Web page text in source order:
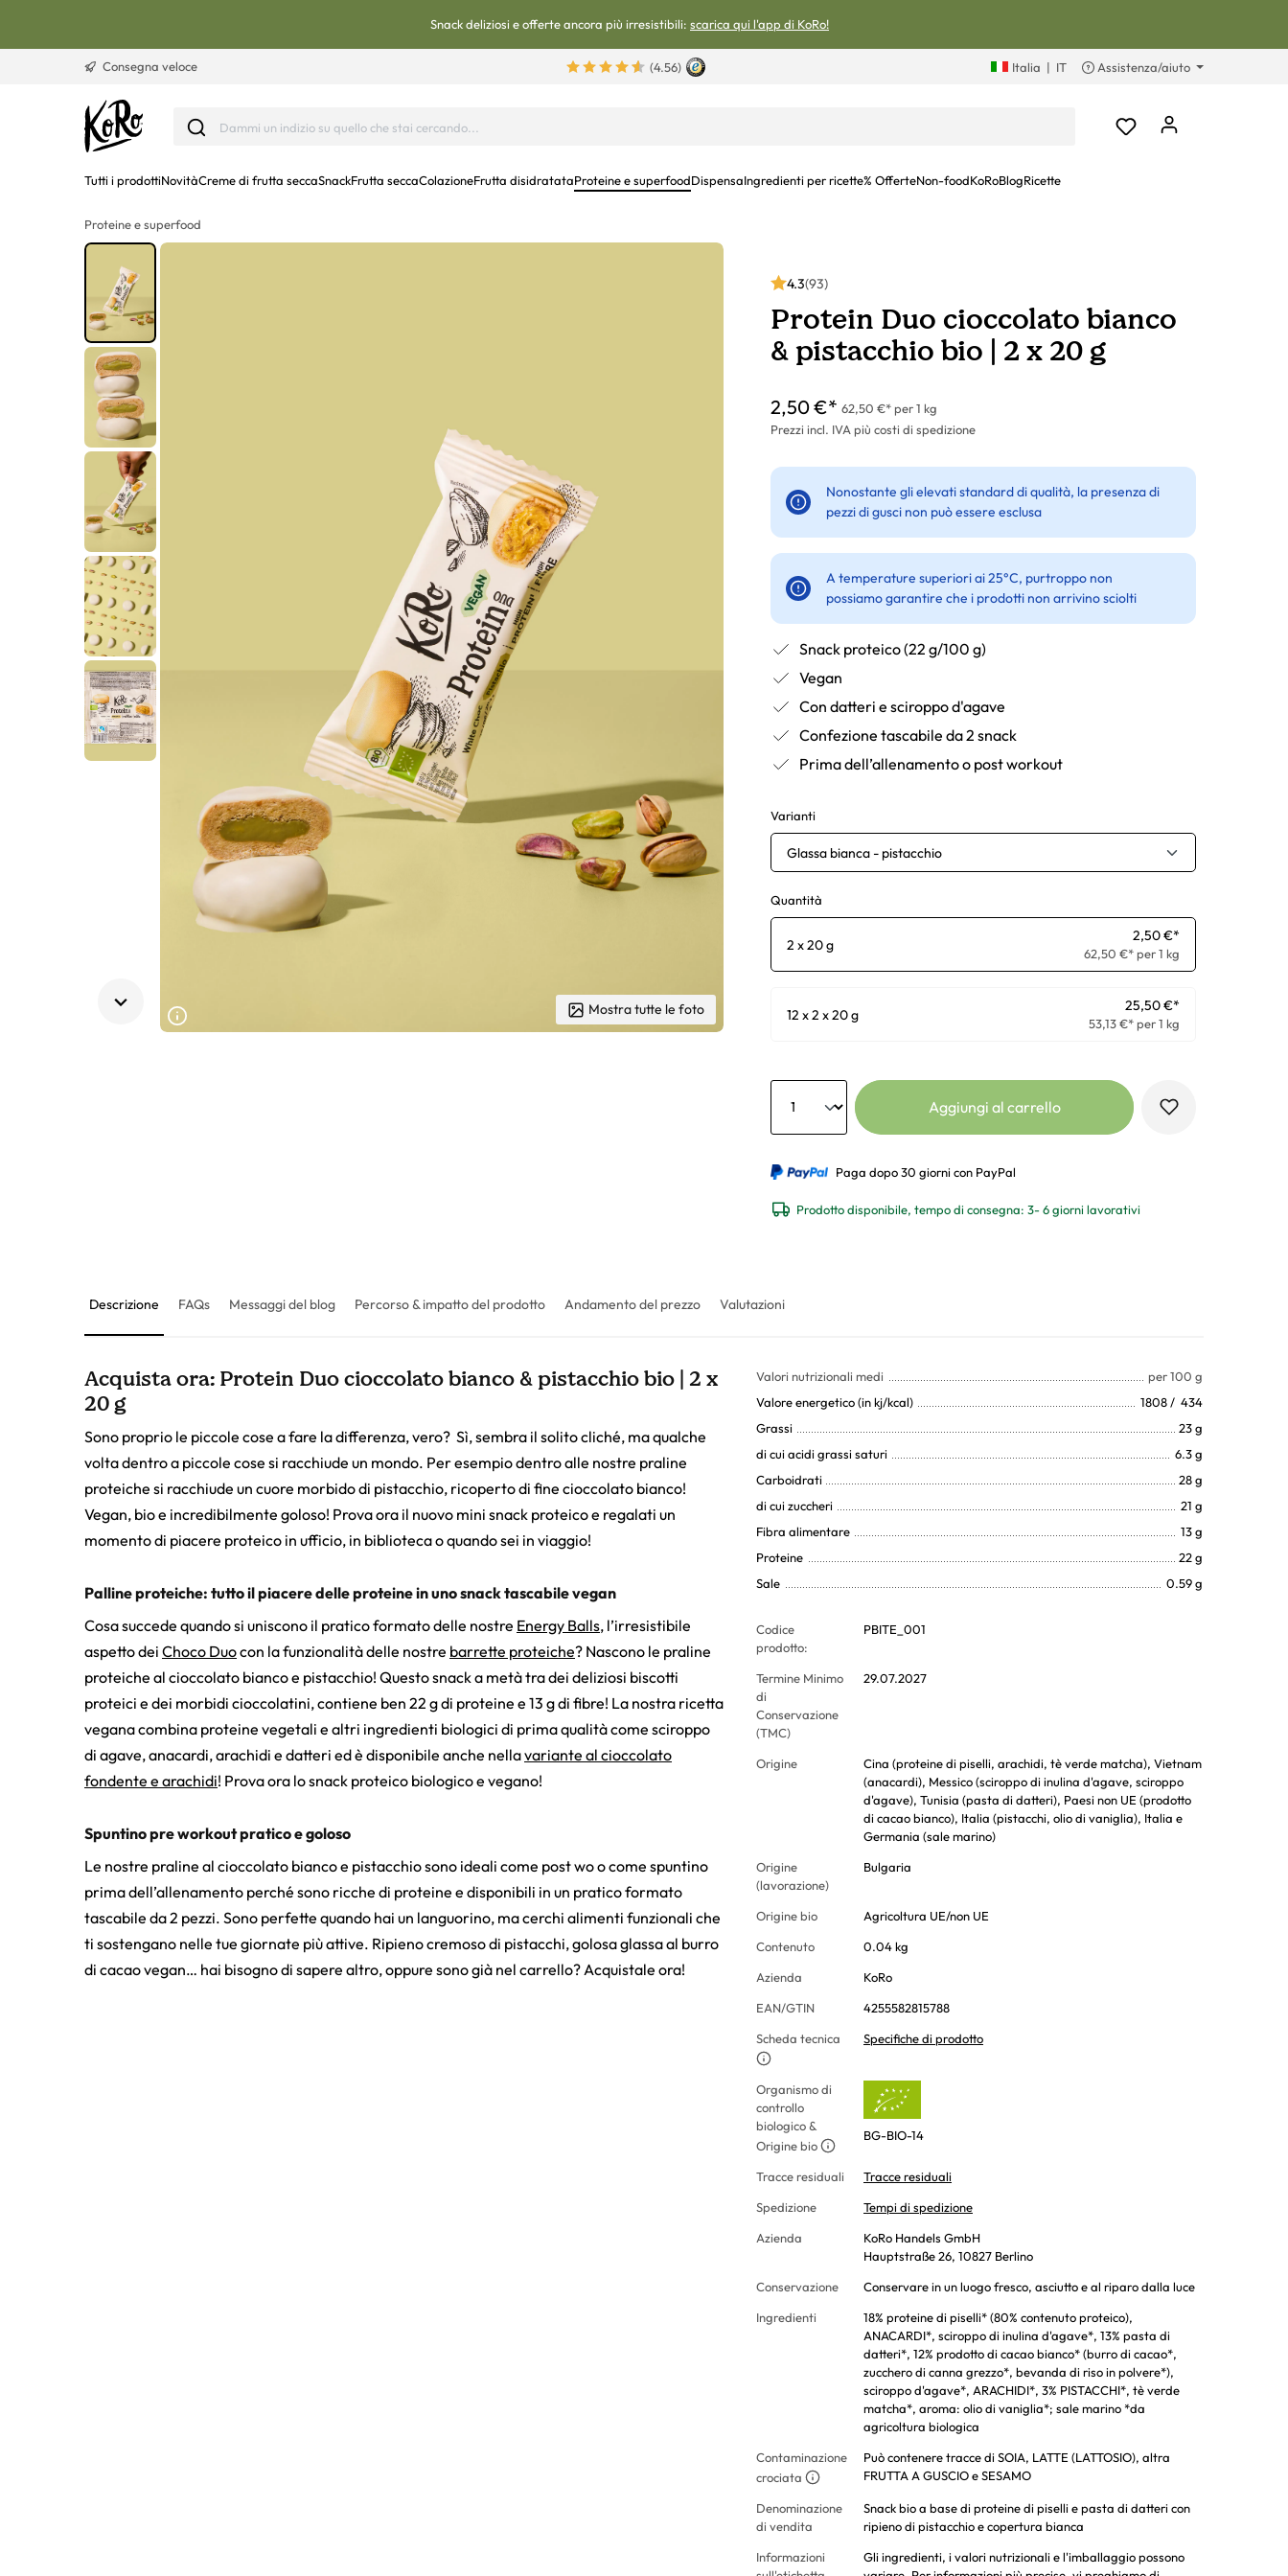
Snack deliziosi e offerte ancora più irresistibili: scarica qui l'app di KoRo!
Consegna veloce (4.56) Italia | IT Assistenza/aiuto
Tutti i prodottiNovitàCreme di frutta seccaSnackFrutta seccaColazioneFrutta disidratataProteine e superfoodDispensaIngredienti per ricette% OfferteNon-foodKoRoBlogRicette
Proteine e superfood
Mostra tutte le foto
4.3(93)
Protein Duo cioccolato bianco
& pistacchio bio | 2 x 20 g
2,50 €* 62,50 €* per 1 kg
Prezzi incl. IVA più costi di spedizione
Nonostante gli elevati standard di qualità, la presenza di
pezzi di gusci non può essere esclusa
A temperature superiori ai 25°C, purtroppo non
possiamo garantire che i prodotti non arrivino sciolti
Snack proteico (22 g/100 g)
Vegan
Con datteri e sciroppo d'agave
Confezione tascabile da 2 snack
Prima dell’allenamento o post workout
Varianti
Glassa bianca - pistacchio
Quantità
2 x 20 g
2,50 €*
62,50 €* per 1 kg
12 x 2 x 20 g
25,50 €*
53,13 €* per 1 kg
Anzahl
Aggiungi al carrello
Paga dopo 30 giorni con PayPal
Prodotto disponibile, tempo di consegna: 3- 6 giorni lavorativi
Descrizione FAQs Messaggi del blog Percorso & impatto del prodotto Andamento del prezzo Valutazioni
Acquista ora: Protein Duo cioccolato bianco & pistacchio bio | 2 x
20 g
Sono proprio le piccole cose a fare la differenza, vero? Sì, sembra il solito cliché, ma qualche
volta dentro a piccole cose si racchiude un mondo. Per esempio dentro alle nostre praline
proteiche si racchiude un cuore morbido di pistacchio, ricoperto di fine cioccolato bianco!
Vegan, bio e incredibilmente goloso! Prova ora il nuovo mini snack proteico e regalati un
momento di piacere proteico in ufficio, in biblioteca o quando sei in viaggio!
Palline proteiche: tutto il piacere delle proteine in uno snack tascabile vegan
Cosa succede quando si uniscono il pratico formato delle nostre Energy Balls, l’irresistibile
aspetto dei Choco Duocon la funzionalità delle nostre barrette proteiche? Nascono le praline
proteiche al cioccolato bianco e pistacchio! Questo snack a metà tra dei deliziosi biscotti
proteici e dei morbidi cioccolatini, contiene ben 22 g di proteine e 13 g di fibre! La nostra ricetta
vegana combina proteine vegetali e altri ingredienti biologici di prima qualità come sciroppo
di agave, anacardi, arachidi e datteri ed è disponibile anche nellavariante al cioccolato
fondente e arachidi! Prova ora lo snack proteico biologico e vegano!
Spuntino pre workout pratico e goloso
Le nostre praline al cioccolato bianco e pistacchio sono ideali come post wo o come spuntino
prima dell’allenamento perché sono ricche di proteine e disponibili in un pratico formato
tascabile da 2 pezzi. Sono perfette quando hai un languorino, ma cerchi alimenti funzionali che
ti sostengano nelle tue giornate più attive. Ripieno cremoso di pistacchi, golosa glassa al burro
di cacao vegan… hai bisogno di sapere altro, oppure sono già nel carrello? Acquistale ora!
Valori nutrizionali medi
per 100 g
Valore energetico (in kj/kcal)
1808 / 434
Grassi
23 g
di cui acidi grassi saturi
6.3 g
Carboidrati
28 g
di cui zuccheri
21 g
Fibra alimentare
13 g
Proteine
22 g
Sale
0.59 g
Codice
prodotto:
PBITE_001
Termine Minimo
di
Conservazione
(TMC)
29.07.2027
Origine
Cina (proteine di piselli, arachidi, tè verde matcha), Vietnam
(anacardi), Messico (sciroppo di inulina d'agave, sciroppo
d'agave), Tunisia (pasta di datteri), Paesi non UE (prodotto
di cacao bianco), Italia (pistacchi, olio di vaniglia), Italia e
Germania (sale marino)
Origine
(lavorazione)
Bulgaria
Origine bio
Agricoltura UE/non UE
Contenuto
0.04 kg
Azienda
KoRo
EAN/GTIN
4255582815788
Scheda tecnica
Specifiche di prodotto
Organismo di
controllo
biologico &
Origine bio
BG-BIO-14
Tracce residuali
Tracce residuali
Spedizione
Tempi di spedizione
Azienda
KoRo Handels GmbH
Hauptstraße 26, 10827 Berlino
Conservazione
Conservare in un luogo fresco, asciutto e al riparo dalla luce
Ingredienti
18% proteine di piselli* (80% contenuto proteico),
ANACARDI*, sciroppo di inulina d'agave*, 13% pasta di
datteri*, 12% prodotto di cacao bianco* (burro di cacao*,
zucchero di canna grezzo*, bevanda di riso in polvere*),
sciroppo d'agave*, ARACHIDI*, 3% PISTACCHI*, tè verde
matcha*, aroma: olio di vaniglia*; sale marino *da
agricoltura biologica
Contaminazione
crociata
Può contenere tracce di SOIA, LATTE (LATTOSIO), altra
FRUTTA A GUSCIO e SESAMO
Denominazione
di vendita
Snack bio a base di proteine di piselli e pasta di datteri con
ripieno di pistacchio e copertura bianca
Informazioni
Gli ingredienti, i valori nutrizionali e l'imballaggio possono